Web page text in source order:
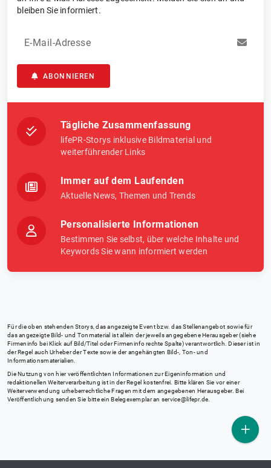
bleiben Sie informiert.
E-Mail-Adresse
ABONNIEREN
Tägliche Zusammenfassung
lifePR-Storys inklusive Bildmaterial und
weiterführender Links
Immer auf dem Laufenden
Aktuelle News, Themen und Trends
Personalisierte Informationen
Bestimmen Sie selbst, über welche Inhalte und
Keywords Sie wann informiert werden
Für die oben stehenden Storys, das angezeigte Event bzw. das Stellenangebot sowie für
das angezeigte Bild- und Tonmaterial ist allein der jeweils angegebene Herausgeber (siehe
Firmeninfo bei Klick auf Bild/Titel oder Firmeninfo rechte Spalte) verantwortlich. Dieser ist in
der Regel auch Urheber der Texte sowie der angehängten Bild-, Ton- und
Informationsmaterialien.
Die Nutzung von hier veröffentlichten Informationen zur Eigeninformation und
redaktionellen Weiterverarbeitung ist in der Regel kostenfrei. Bitte klären Sie vor einer
Weiterverwendung urheberrechtliche Fragen mit dem angegebenen Herausgeber. Bei
Veröffentlichung senden Sie bitte ein Belegexemplar an service@lifepr.de